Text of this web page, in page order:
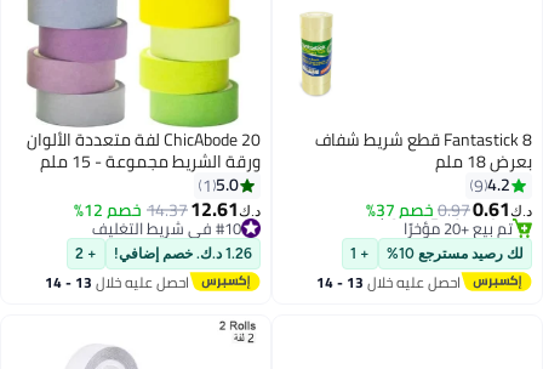
Fantastick 8 قطع شريط شفاف
ملم
4.2
9
0.61
0.97خصم 37%
#9 في شريط لصق شفاف
أقل سعر في 30 يوم
تم بيع +20 مؤخرًا
#9 في شريط لصق شفاف
رصيد مسترجع 10% + 1
احصل عليه خلال 13 - 14
ChicAbode 20 لفة متعددة الألوان
ورقة الشريط مجموعة - 15 ملم
واسعة ديكور اخفاء الشريط ، سجل ،
ألبوم الصور ، والجدول الزمني ، ديي ،
هدية التفاف .
5.0
1
12.61
14.37خصم 12%
#10 في شريط التغليف
#10 في شريط التغليف + 2
احصل عليه خلال 13 - 14